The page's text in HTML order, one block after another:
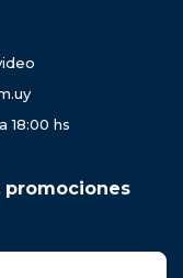
18:00 hs
promociones